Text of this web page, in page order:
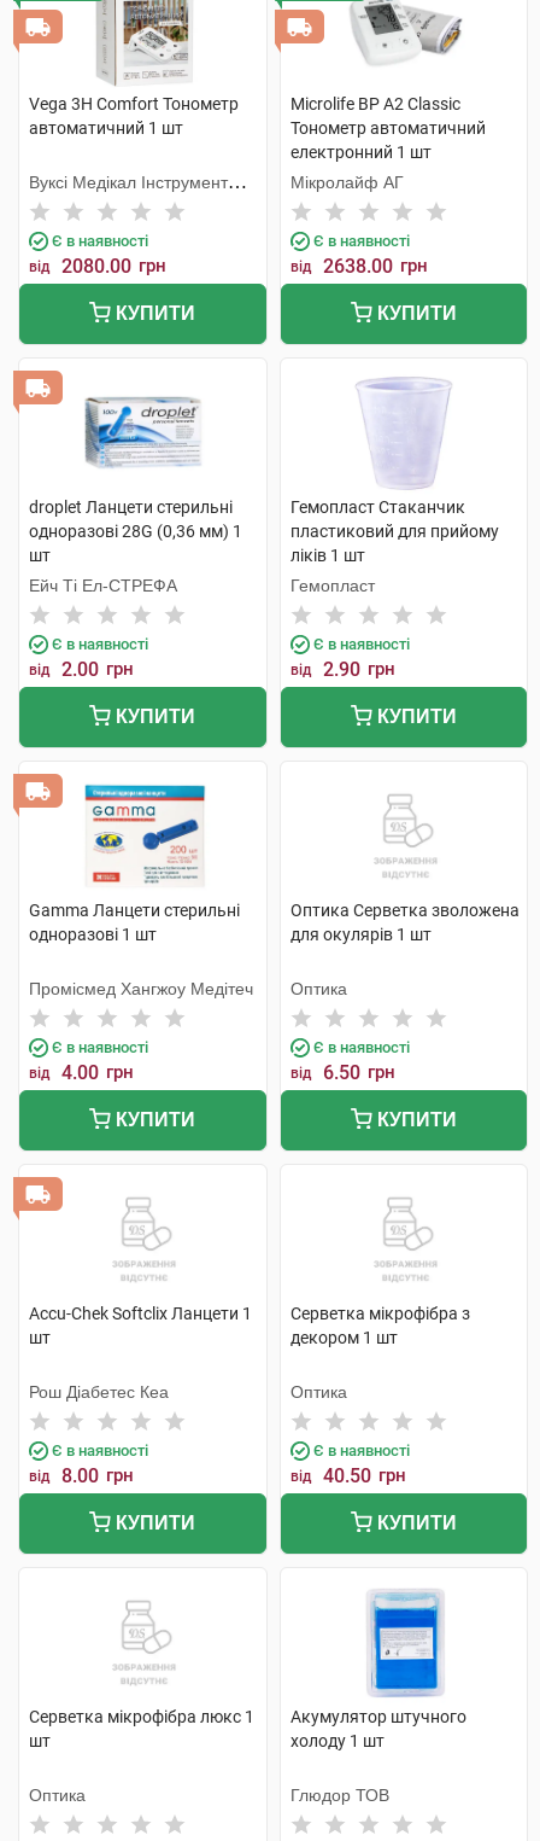
Vega 3H Comfort Тонометр
автоматичний 1 шт
Вуксі Медікал Інструмент
Фекторі
Є в наявності
від 2080.00 грн
КУПИТИ
Microlife BP A2 Classic
Тонометр автоматичний
електронний 1 шт
Мікролайф AГ
Є в наявності
від 2638.00 грн
КУПИТИ
droplet Ланцети стерильні
одноразові 28G (0,36 мм) 1
шт
Ейч Ті Ел-СТРЕФА
Є в наявності
від 2.00 грн
КУПИТИ
Гемопласт Стаканчик
пластиковий для прийому
ліків 1 шт
Гемопласт
Є в наявності
від 2.90 грн
КУПИТИ
Gamma Ланцети стерильні
одноразові 1 шт
Промісмед Хангжоу Медітеч
Є в наявності
від 4.00 грн
КУПИТИ
Оптика Серветка зволожена
для окулярів 1 шт
Оптика
Є в наявності
від 6.50 грн
КУПИТИ
Accu-Chek Softclix Ланцети 1
шт
Рош Діабетес Кеа
Є в наявності
від 8.00 грн
КУПИТИ
Серветка мікрофібра з
декором 1 шт
Оптика
Є в наявності
від 40.50 грн
КУПИТИ
Серветка мікрофібра люкс 1
шт
Оптика
Акумулятор штучного
холоду 1 шт
Глюдор ТОВ